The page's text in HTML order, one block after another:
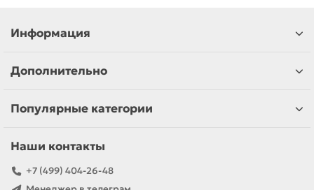
Информация
Дополнительно
Популярные категории
Наши контакты
+7 (499) 404-26-48